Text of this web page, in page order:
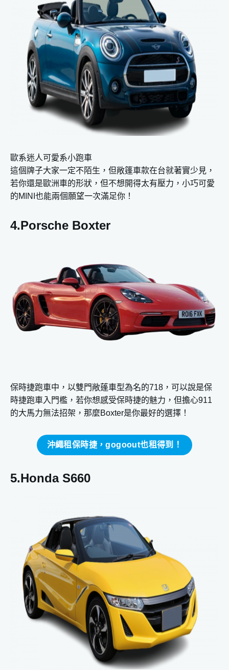
歐系迷人可愛系小跑車
這個牌子大家一定不陌生，但敞篷車款在台就著實少見，
若你還是歐洲車的形狀，但不想開得太有壓力，小巧可愛
的MINI也能兩個願望一次滿足你！
4.Porsche Boxter
保時捷跑車中，以雙門敞蓬車型為名的718，可以說是保
時捷跑車入門檻，若你想感受保時捷的魅力，但擔心911
的大馬力無法招架，那麼Boxter是你最好的選擇！
沖繩租保時捷，gogoout也租得到！
5.Honda S660